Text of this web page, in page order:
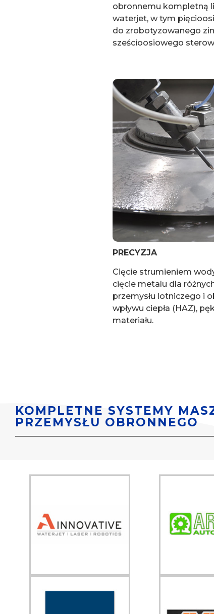
obronnemu kompletną
waterjet, w tym
do zrobotyzowanego
sześcioosiowego
PRECYZJA
Cięcie strumieniem
cięcie metalu dla
przemysłu lotniczego i
wpływu ciepła (HAZ),
materiału.
KOMPLETNE SYSTEMY
PRZEMYSŁU OBRONNEGO